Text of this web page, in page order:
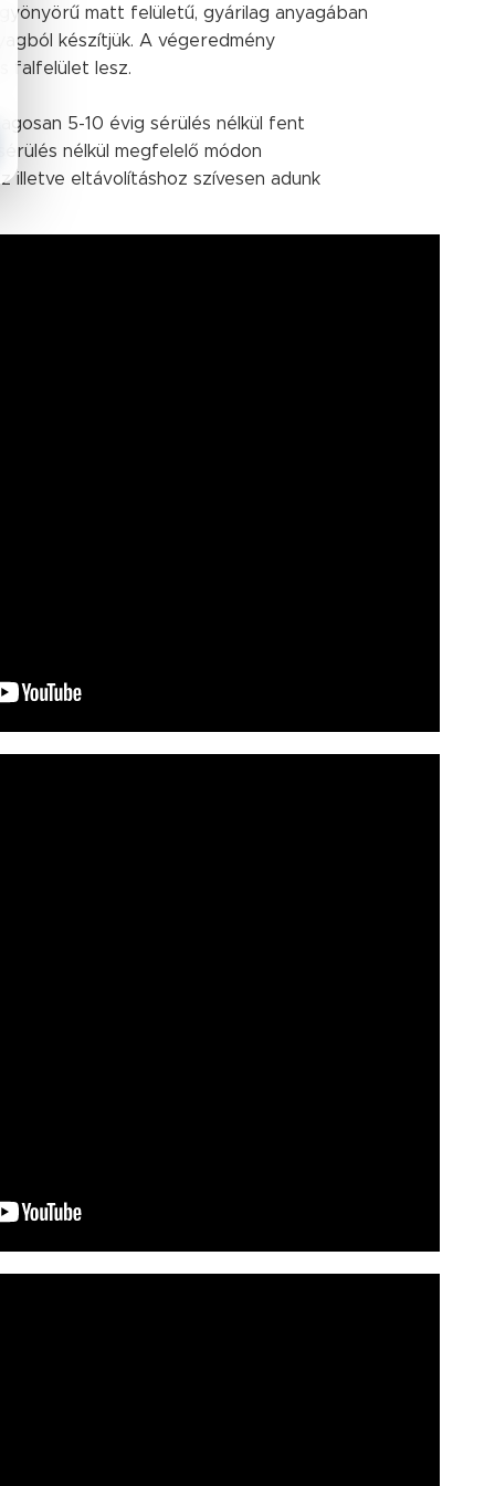
gyönyörű matt felületű, gyárilag anyagában
készítjük. A végeredmény
falfelület lesz.
5-10 évig sérülés nélkül fent
nélkül megfelelő módon
illetve eltávolításhoz szívesen adunk